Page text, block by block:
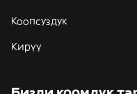
Коопсуздук
Кирүү